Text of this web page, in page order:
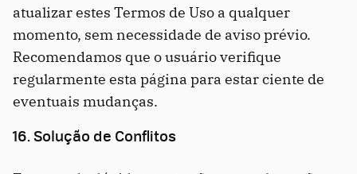
atualizar estes Termos de Uso a qualquer
momento, sem necessidade de aviso prévio.
Recomendamos que o usuário verifique
regularmente esta página para estar ciente de
eventuais mudanças.
16. Solução de Conflitos